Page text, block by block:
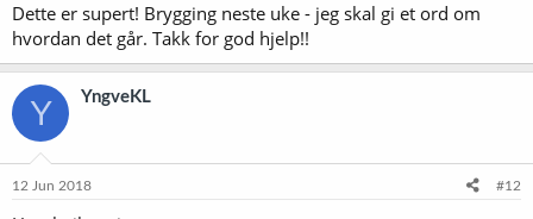
Dette er supert! Brygging neste uke - jeg skal gi et ord om
hvordan det går. Takk for god hjelp!!
Y YngveKL
12 Jun 2018 #12